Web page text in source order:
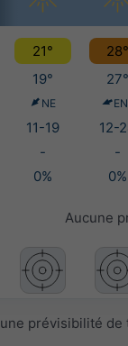
21° 28°
19° 27°
NE
11-19 12-
- -
0% 0%
Aucune
prévisibilité